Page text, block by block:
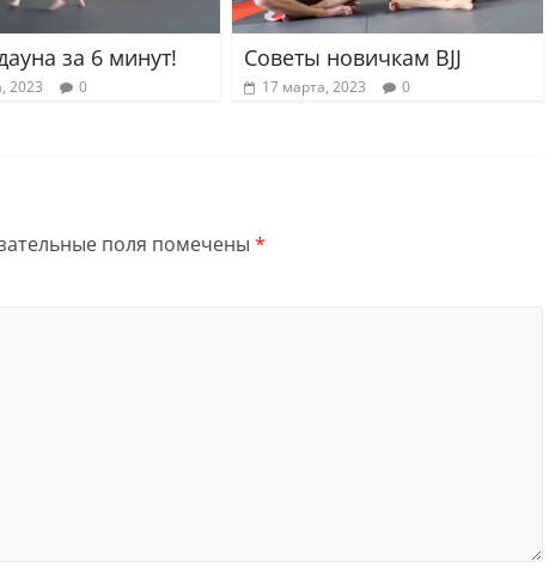
за 6 минут!
2023 0
Советы новичкам BJJ
17 марта, 2023 0
поля помечены *